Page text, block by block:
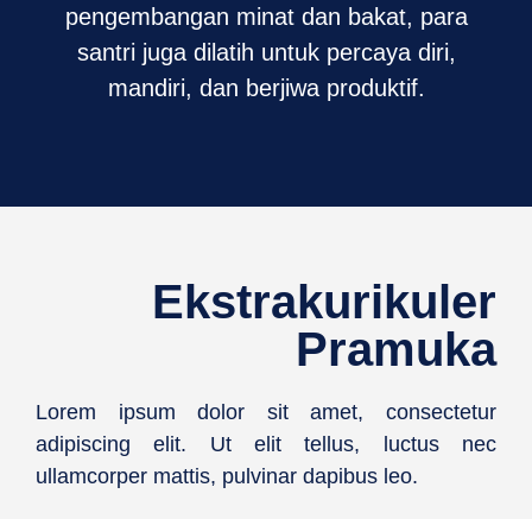
pengembangan minat dan bakat, para
santri juga dilatih untuk percaya diri,
mandiri, dan berjiwa produktif.
Ekstrakurikuler
Pramuka
Lorem ipsum dolor sit amet, consectetur
adipiscing elit. Ut elit tellus, luctus nec
ullamcorper mattis, pulvinar dapibus leo.